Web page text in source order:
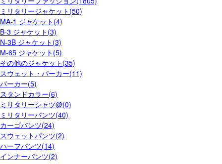
ミリタリージャケット(50)
MA-1 ジャケット(4)
B-3 ジャケット(3)
N-3B ジャケット(3)
M-65 ジャケット(5)
その他のジャケット(35)
スウェット・パーカー(11)
パーカー(5)
スタンドカラー(6)
ミリタリーシャツ@(0)
ミリタリーパンツ(40)
カーゴパンツ(24)
スウェットパンツ(2)
ハーフパンツ(14)
インナーパンツ(2)